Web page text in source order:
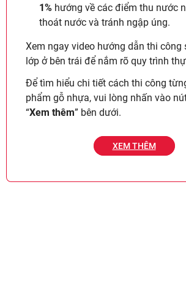
1% hướng về các điểm thu nước
thoát nước và tránh ngập úng.
Xem ngay video hướng dẫn thi công
lớp ở bên trái để nắm rõ quy trình
Để tìm hiểu chi tiết cách thi công
phẩm gỗ nhựa, vui lòng nhấn vào
“Xem thêm” bên dưới.
XEM THÊM